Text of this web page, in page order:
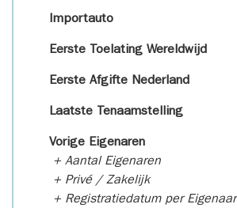
Importauto
Eerste Toelating Wereldwijd
Eerste Afgifte Nederland
Laatste Tenaamstelling
Vorige Eigenaren
+ Aantal Eigenaren
+ Privé / Zakelijk
+ Registratiedatum per Eigenaar